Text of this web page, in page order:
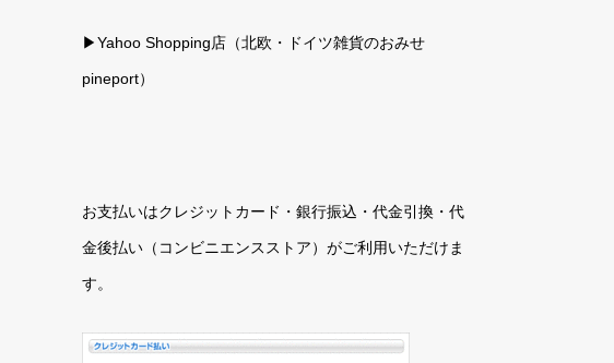
▶Yahoo Shopping店（北欧・ドイツ雑貨のおみせ
pineport）
お支払いはクレジットカード・銀行振込・代金引換・代
金後払い（コンビニエンスストア）がご利用いただけま
す。